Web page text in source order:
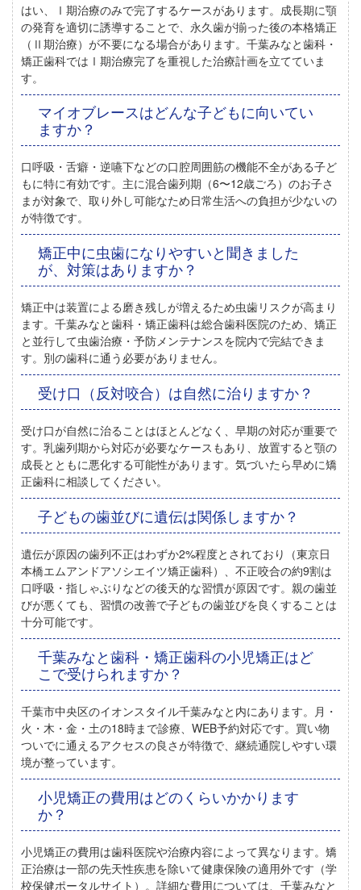
はい、Ⅰ期治療のみで完了するケースがあります。成長期に顎
の発育を適切に誘導することで、永久歯が揃った後の本格矯正
（Ⅱ期治療）が不要になる場合があります。千葉みなと歯科・
矯正歯科ではⅠ期治療完了を重視した治療計画を立てていま
す。
マイオブレースはどんな子どもに向いてい
ますか？
口呼吸・舌癖・逆嚥下などの口腔周囲筋の機能不全がある子ど
もに特に有効です。主に混合歯列期（6〜12歳ごろ）のお子さ
まが対象で、取り外し可能なため日常生活への負担が少ないの
が特徴です。
矯正中に虫歯になりやすいと聞きました
が、対策はありますか？
矯正中は装置による磨き残しが増えるため虫歯リスクが高まり
ます。千葉みなと歯科・矯正歯科は総合歯科医院のため、矯正
と並行して虫歯治療・予防メンテナンスを院内で完結できま
す。別の歯科に通う必要がありません。
受け口（反対咬合）は自然に治りますか？
受け口が自然に治ることはほとんどなく、早期の対応が重要で
す。乳歯列期から対応が必要なケースもあり、放置すると顎の
成長とともに悪化する可能性があります。気づいたら早めに矯
正歯科に相談してください。
子どもの歯並びに遺伝は関係しますか？
遺伝が原因の歯列不正はわずか2%程度とされており（東京日
本橋エムアンドアソシエイツ矯正歯科）、不正咬合の約9割は
口呼吸・指しゃぶりなどの後天的な習慣が原因です。親の歯並
びが悪くても、習慣の改善で子どもの歯並びを良くすることは
十分可能です。
千葉みなと歯科・矯正歯科の小児矯正はど
こで受けられますか？
千葉市中央区のイオンスタイル千葉みなと内にあります。月・
火・木・金・土の18時まで診療、WEB予約対応です。買い物
ついでに通えるアクセスの良さが特徴で、継続通院しやすい環
境が整っています。
小児矯正の費用はどのくらいかかります
か？
小児矯正の費用は歯科医院や治療内容によって異なります。矯
正治療は一部の先天性疾患を除いて健康保険の適用外です（学
校保健ポータルサイト）。詳細な費用については、千葉みなと